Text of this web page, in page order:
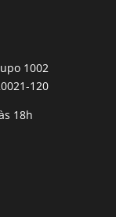
1002
120
18h